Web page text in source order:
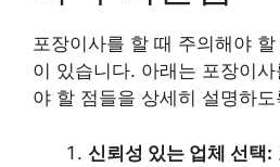
포장이사를 할 때 주의해야
이 있습니다. 아래는 포장이
야 할 점들을 상세히 설명하
신뢰성 있는 업체 선택: